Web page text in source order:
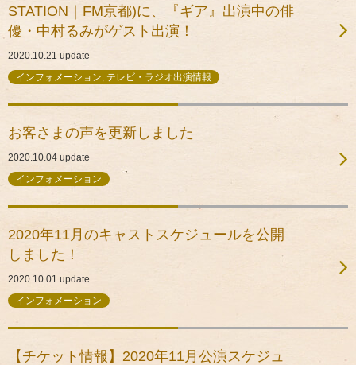
STATION｜FM京都)に、『ギア』出演中の俳
優・中村るみがゲスト出演！
2020.10.21 update
インフォメーション, テレビ・ラジオ出演情報
お客さまの声を更新しました
2020.10.04 update
インフォメーション
2020年11月のキャストスケジュールを公開
しました！
2020.10.01 update
インフォメーション
【チケット情報】2020年11月公演スケジュ